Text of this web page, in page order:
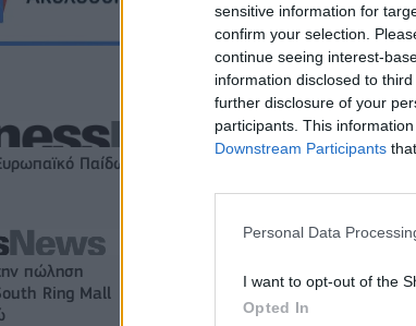
sensitive information for
confirm your selection.
continue seeing interest-
information disclosed to
further disclosure of your
participants. This
Downstream Participants
Personal Data
I want to opt-out of the
Opted In
Παίδων, Ελλάδα-Ισπανία
Μοκόκα:
πώληση
Ring Mall
Β.Σ. Καρούλιας: Τζίρος 98,7 εκατ.
και αύξηση κερδών 57% - Τα νέα
στοιχήματα σε low & non alcohol